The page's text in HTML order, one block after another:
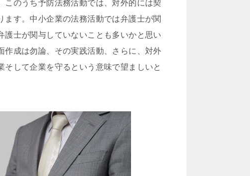
のうち予防法務活動では、対外的には契
す。中小企業の法務活動では弁護士が関
士が関与していないことも多いかと思い
作成は勿論、その実践活動、さらに、対外
して企業を守るという意味で望ましいと